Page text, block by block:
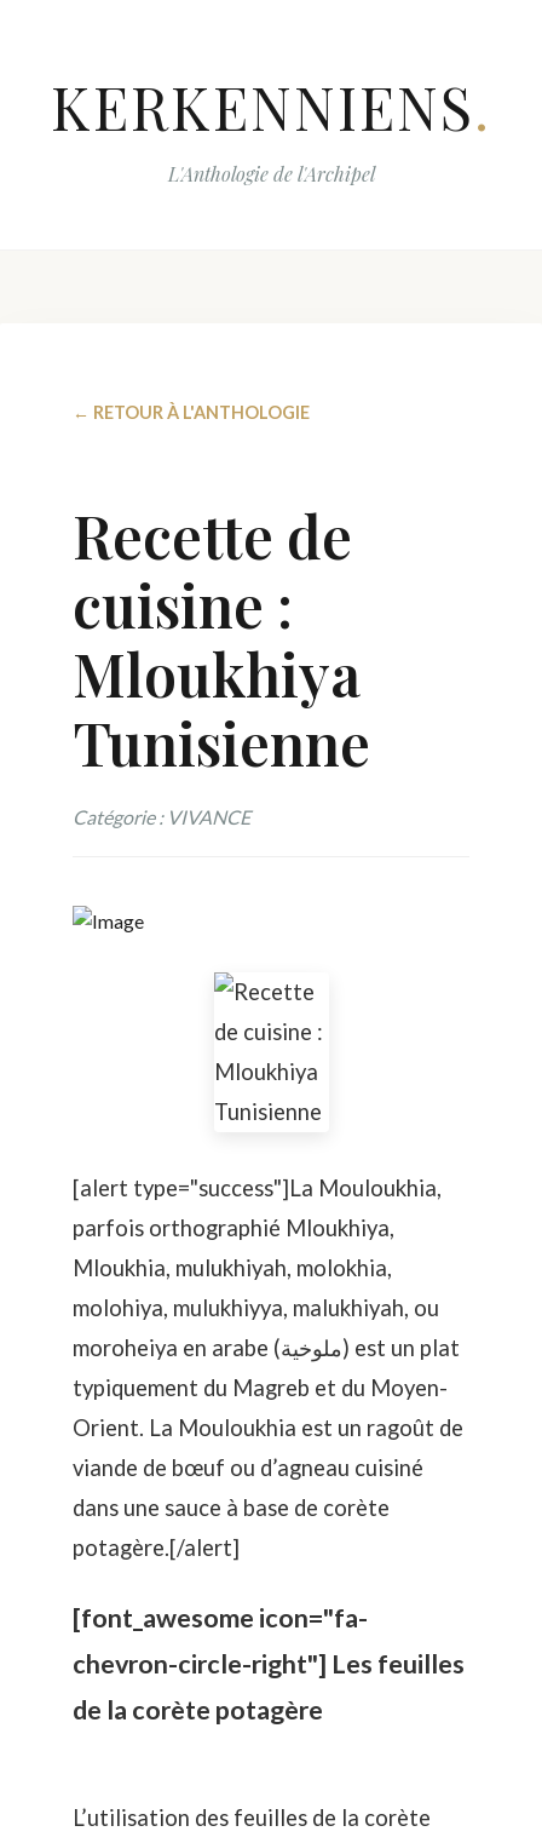
KERKENNIENS.
L'Anthologie de l'Archipel
← RETOUR À L'ANTHOLOGIE
Recette de
cuisine :
Mloukhiya
Tunisienne
Catégorie : VIVANCE
[alert type="success"]La Mouloukhia,
parfois orthographié Mloukhiya,
Mloukhia, mulukhiyah, molokhia,
molohiya, mulukhiyya, malukhiyah, ou
moroheiya en arabe (ملوخية) est un plat
typiquement du Magreb et du Moyen-
Orient. La Mouloukhia est un ragoût de
viande de bœuf ou d’agneau cuisiné
dans une sauce à base de corète
potagère.[/alert]
[font_awesome icon="fa-
chevron-circle-right"] Les feuilles
de la corète potagère
L’utilisation des feuilles de la corète